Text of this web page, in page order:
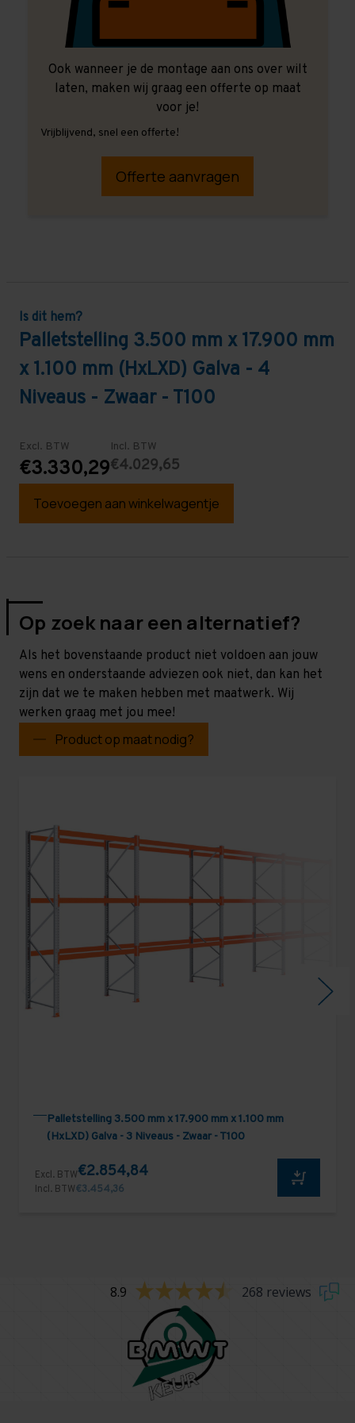
Ook wanneer je de montage aan ons over wilt
laten, maken wij graag een offerte op maat
voor je!
Vrijblijvend, snel een offerte!
Offerte aanvragen
Is dit hem?
Palletstelling 3.500 mm x 17.900 mm
x 1.100 mm (HxLXD) Galva - 4
Niveaus - Zwaar - T100
Excl. BTW
€3.330,29
Incl. BTW
€4.029,65
Toevoegen aan winkelwagentje
Op zoek naar een alternatief?
Als het bovenstaande product niet voldoen aan jouw
wens en onderstaande adviezen ook niet, dan kan het
zijn dat we te maken hebben met maatwerk. Wij
werken graag met jou mee!
Product op maat nodig?
Palletstelling 3.500 mm x 17.900 mm x 1.100 mm
(HxLXD) Galva - 3 Niveaus - Zwaar - T100
Excl. BTW€2.854,84
Incl. BTW€3.454,36
8.9 268 reviews